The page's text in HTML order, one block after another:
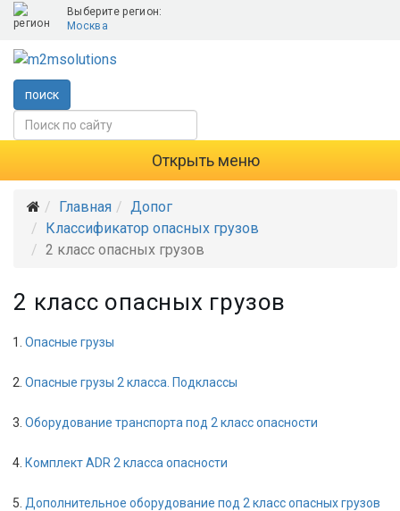
Выберите регион:
Москва
поиск
Открыть меню
Главная
Допог
Классификатор опасных грузов
2 класс опасных грузов
2 класс опасных грузов
Опасные грузы
Опасные грузы 2 класса. Подклассы
Оборудование транспорта под 2 класс опасности
Комплект ADR 2 класса опасности
Дополнительное оборудование под 2 класс опасных грузов